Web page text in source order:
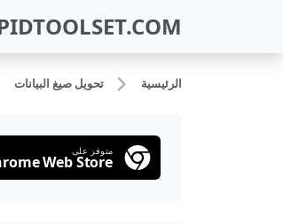
الرئيسية تحويل صيغ البيانات
متوفر على
Web Store